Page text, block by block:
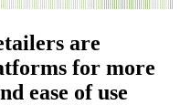
are
for more
ease of use